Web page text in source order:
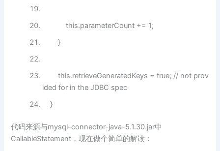
this.parameterCount += 1;
}
this.retrieveGeneratedKeys =true; // not prov
ided for in the JDBC spec
}
代码来源与mysql-connector-java-5.1.30.jar中
CallableStatement，现在做个简单的解读：